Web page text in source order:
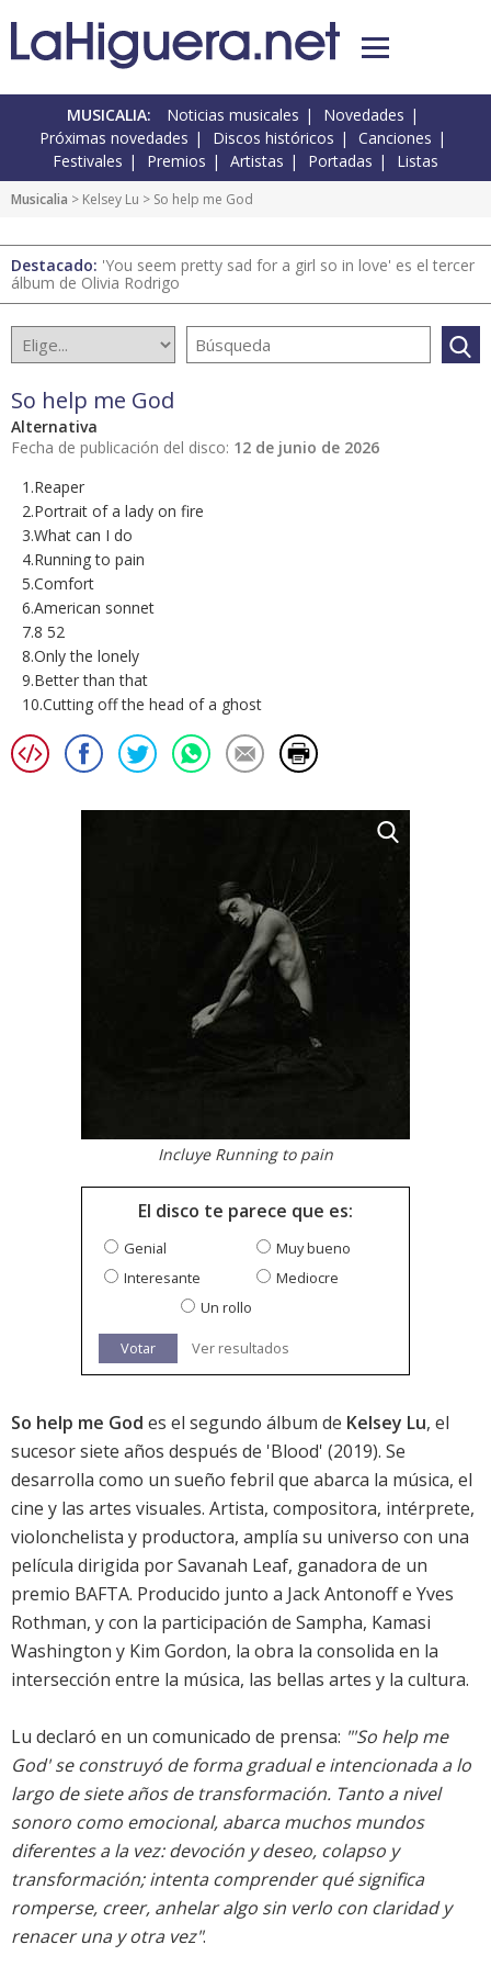
MUSICALIA: Noticias musicales
Novedades
Próximas novedades
Discos históricos
Canciones
Festivales
Premios Artistas Portadas Listas
Musicalia > Kelsey Lu > So help me God
Destacado: 'You seem pretty sad for a girl so in love' es el tercer
álbum de Olivia Rodrigo
So help me God
Alternativa
Fecha de publicación del disco: 12 de junio de 2026
1.Reaper
2.Portrait of a lady on fire
3.What can I do
4.Running to pain
5.Comfort
6.American sonnet
7.8 52
8.Only the lonely
9.Better than that
10.Cutting off the head of a ghost
Incluye Running to pain
El disco te parece que es:
Genial
Muy bueno
Interesante
Mediocre
Un rollo
Votar Ver resultados
So help me God es el segundo álbum de Kelsey Lu, el
sucesor siete años después de 'Blood' (2019). Se
desarrolla como un sueño febril que abarca la música, el
cine y las artes visuales. Artista, compositora, intérprete,
violonchelista y productora, amplía su universo con una
película dirigida por Savanah Leaf, ganadora de un
premio BAFTA. Producido junto a Jack Antonoff e Yves
Rothman, y con la participación de Sampha, Kamasi
Washington y Kim Gordon, la obra la consolida en la
intersección entre la música, las bellas artes y la cultura.
Lu declaró en un comunicado de prensa: "'So help me
God' se construyó de forma gradual e intencionada a lo
largo de siete años de transformación. Tanto a nivel
sonoro como emocional, abarca muchos mundos
diferentes a la vez: devoción y deseo, colapso y
transformación; intenta comprender qué significa
romperse, creer, anhelar algo sin verlo con claridad y
renacer una y otra vez".